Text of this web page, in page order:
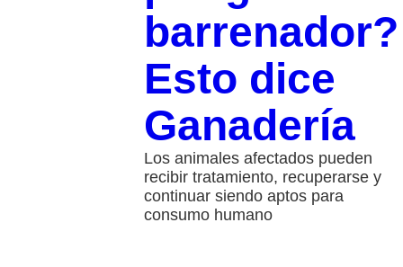
barrenador?
Esto dice
Ganadería
Los animales afectados pueden
recibir tratamiento, recuperarse y
continuar siendo aptos para
consumo humano